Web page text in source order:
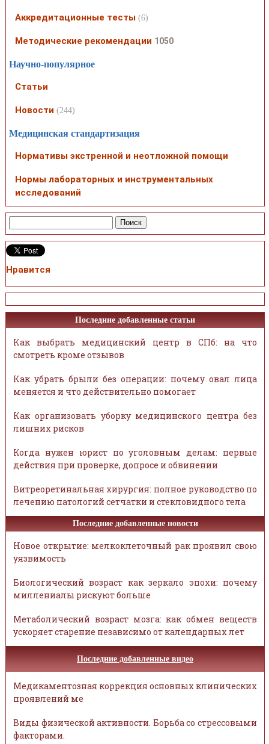
Аккредитационные тесты (6)
Методические рекомендации 1050
Научно-популярное
Статьи
Новости (244)
Медицинская стандартизация
Нормативы экстренной и неотложной помощи
Нормы лабораторных и инструментальных
исследований
Нравится
Последние добавленные статьи
Как выбрать медицинский центр в СПб: на что
смотреть кроме отзывов
Как убрать брыли без операции: почему овал лица
меняется и что действительно помогает
Как организовать уборку медицинского центра без
лишних рисков
Когда нужен юрист по уголовным делам: первые
действия при проверке, допросе и обвинении
Витреоретинальная хирургия: полное руководство по
лечению патологий сетчатки и стекловидного тела
Последние добавленные новости
Новое открытие: мелкоклеточный рак проявил свою
уязвимость
Биологический возраст как зеркало эпохи: почему
миллениалы рискуют больше
Метаболический возраст мозга: как обмен веществ
ускоряет старение независимо от календарных лет
Последние добавленные видео
Медикаментозная коррекция основных клинических
проявлений ме
Виды физической активности. Борьба со стрессовыми
факторами.